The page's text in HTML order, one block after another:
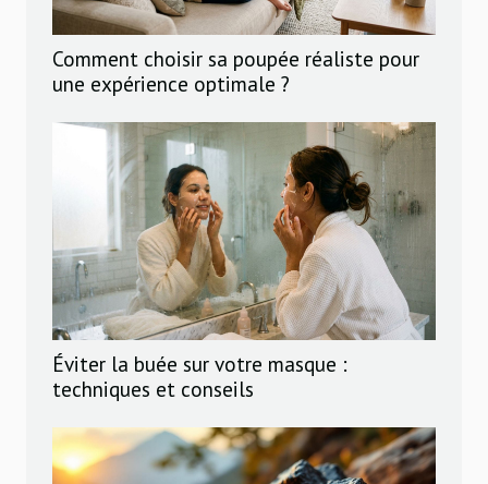
Comment choisir sa poupée réaliste pour
une expérience optimale ?
Éviter la buée sur votre masque :
techniques et conseils